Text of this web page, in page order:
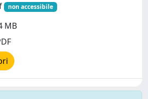
non accessibile
MB